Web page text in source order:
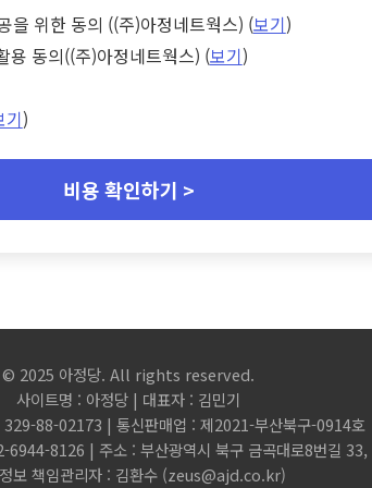
을 위한 동의 ((주)아정네트웍스) (보기)
용 동의((주)아정네트웍스) (보기)
기)
비용 확인하기 >
© 2025 아정당. All rights reserved.
사이트명 : 아정당 | 대표자 : 김민기
329-88-02173 | 통신판매업 : 제2021-부산북구-0914호
8126 | 주소 : 부산광역시 북구 금곡대로8번길 33,
보 책임관리자 : 김환수 (zeus@ajd.co.kr)